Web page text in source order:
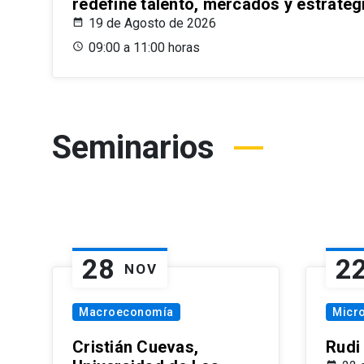
redefine talento, mercados y
19 de Agosto de 2026
09:00 a 11:00 horas
Seminarios
28 NOV
Macroeconomía
Cristián Cuevas,
Rudi